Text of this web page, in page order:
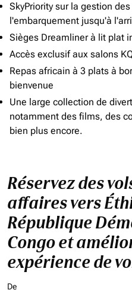
SkyPriority sur la gestion
l'embarquement jusqu'à
Sièges Dreamliner à lit plat
Accès exclusif aux salons
Repas africain à 3 plats à
bienvenue
Une large collection de
notamment des films, des
bien plus encore.
Réservez des
affaires vers
République
Congo et
expérience de
De